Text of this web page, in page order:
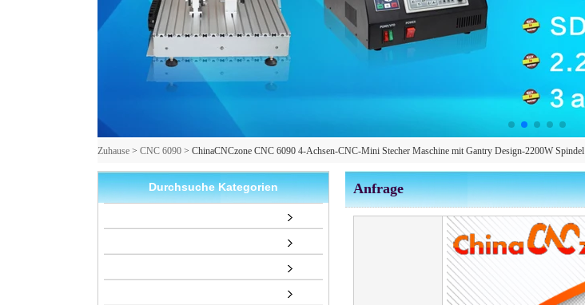
Zuhause > CNC 6090 > ChinaCNCzone CNC 6090 4-Achsen-CNC-Mini Stecher Maschine mit Gantry Design-2200W Spindel
Durchsuche Kategorien Anfrage